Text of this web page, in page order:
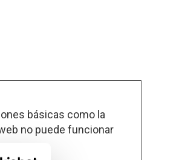
básicas como la
no puede funcionar